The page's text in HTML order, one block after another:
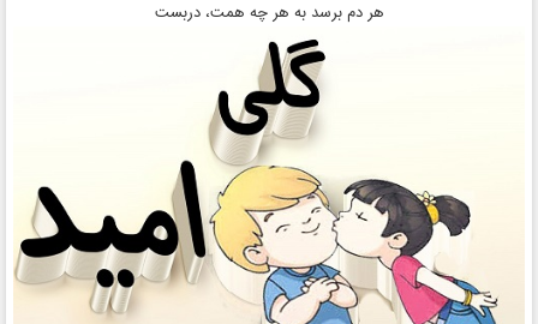
هر دم برسد به هر چه همت، دربست